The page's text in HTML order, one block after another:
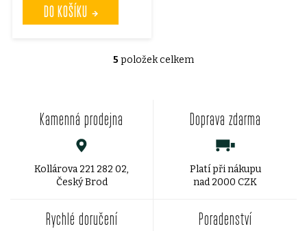
DO KOŠÍKU
O
5 položek celkem
Kamenná prodejna
Kollárova 221 282 02,
Český Brod
Doprava zdarma
Platí při nákupu
nad 2000 CZK
Rychlé doručení Poradenství